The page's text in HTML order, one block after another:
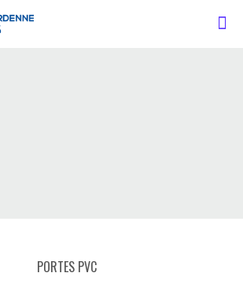
PORTES PVC